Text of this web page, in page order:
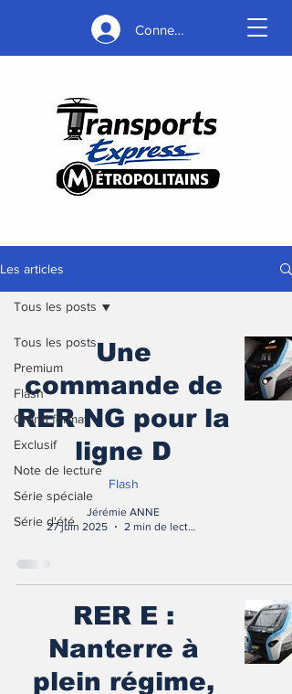
Connexion
Les articles
Tous les posts
Premium
Flash
Grand format
Exclusif
Note de lecture
Série spéciale
Série d'été
Tous les posts
Une
commande de
RER NG pour la
ligne D
Flash
Jérémie ANNE
27 juin 2025
2 min de lecture
RER E :
Nanterre à
plein régime,